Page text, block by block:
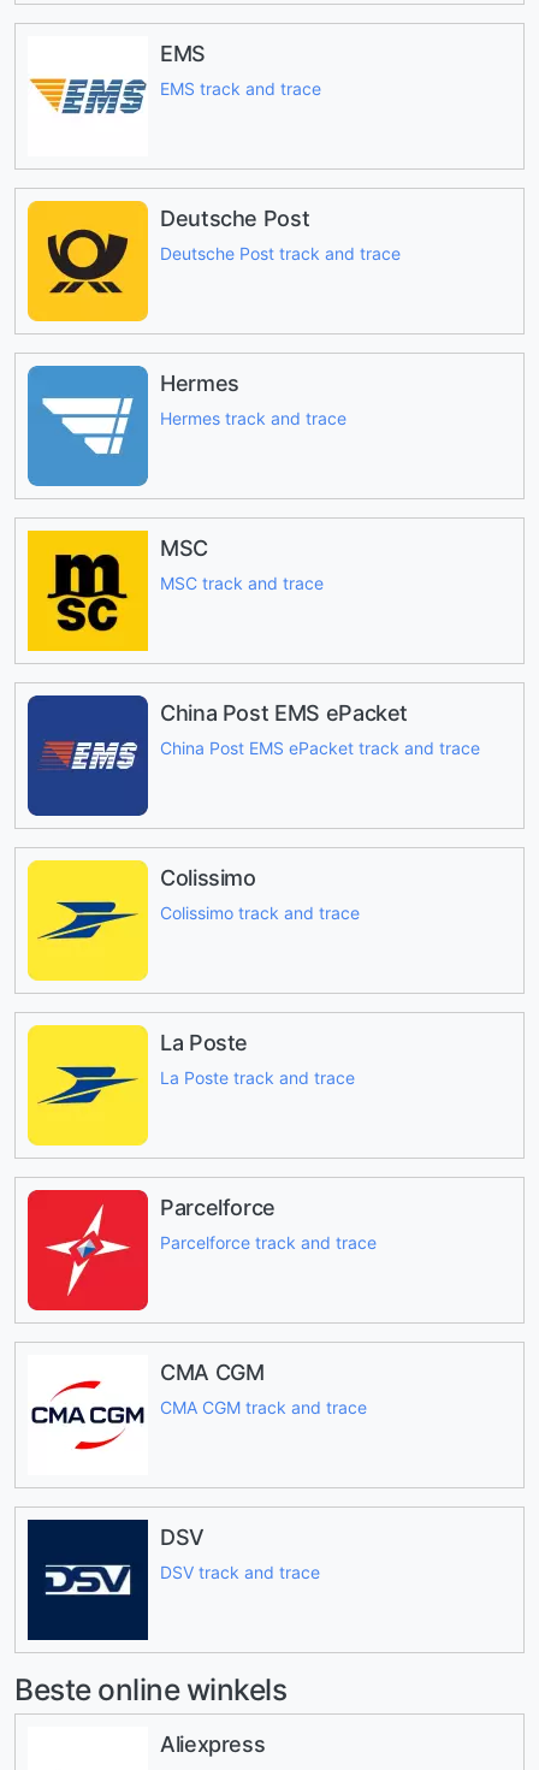
EMS
EMS track and trace
Deutsche Post
Deutsche Post track and trace
Hermes
Hermes track and trace
MSC
MSC track and trace
China Post EMS ePacket
China Post EMS ePacket track and trace
Colissimo
Colissimo track and trace
La Poste
La Poste track and trace
Parcelforce
Parcelforce track and trace
CMA CGM
CMA CGM track and trace
DSV
DSV track and trace
Beste online winkels
Aliexpress